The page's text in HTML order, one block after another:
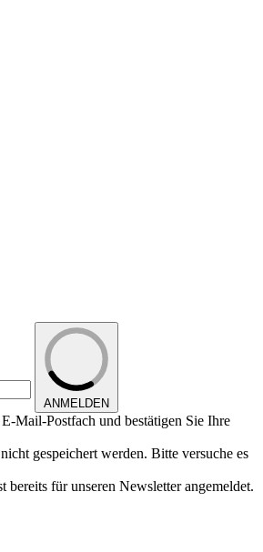
ANMELDEN
Mail-Postfach und bestätigen Sie Ihre
gespeichert werden. Bitte versuche es
bereits für unseren Newsletter angemeldet.